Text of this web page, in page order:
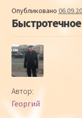
Поэтический
Поэтический
Опубликовано
Автор:
Георгий